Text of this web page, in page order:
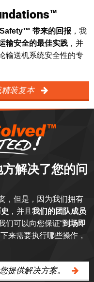
带来的回报 ，我
输安全的最佳实践 ，并
输送机系统安全性的专
装复本
解决了您的问
，但是，因为我们拥有
，并且 我们的团队成员
们可以向您保证“到场即
来需要执行哪些操作，
提供解决方案。